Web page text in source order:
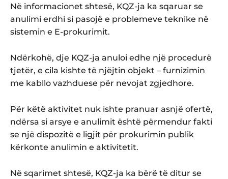
Në informacionet shtesë, KQZ-ja ka sqaruar se
anulimi erdhi si pasojë e problemeve teknike në
sistemin e E-prokurimit.
Ndërkohë, dje KQZ-ja anuloi edhe një procedurë
tjetër, e cila kishte të njëjtin objekt – furnizimin
me kabllo vazhduese për nevojat zgjedhore.
Për këtë aktivitet nuk ishte pranuar asnjë ofertë,
ndërsa si arsye e anulimit është përmendur fakti
se një dispozitë e ligjit për prokurimin publik
kërkonte anulimin e aktivitetit.
Në sqarimet shtesë, KQZ-ja ka bërë të ditur se